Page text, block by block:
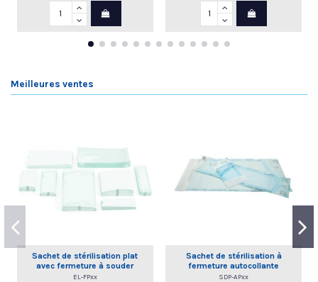
Meilleures ventes
Sachet de stérilisation plat
avec fermeture à souder
EL-FPxx
Sachet de stérilisation à
fermeture autocollante
SDP-APxx